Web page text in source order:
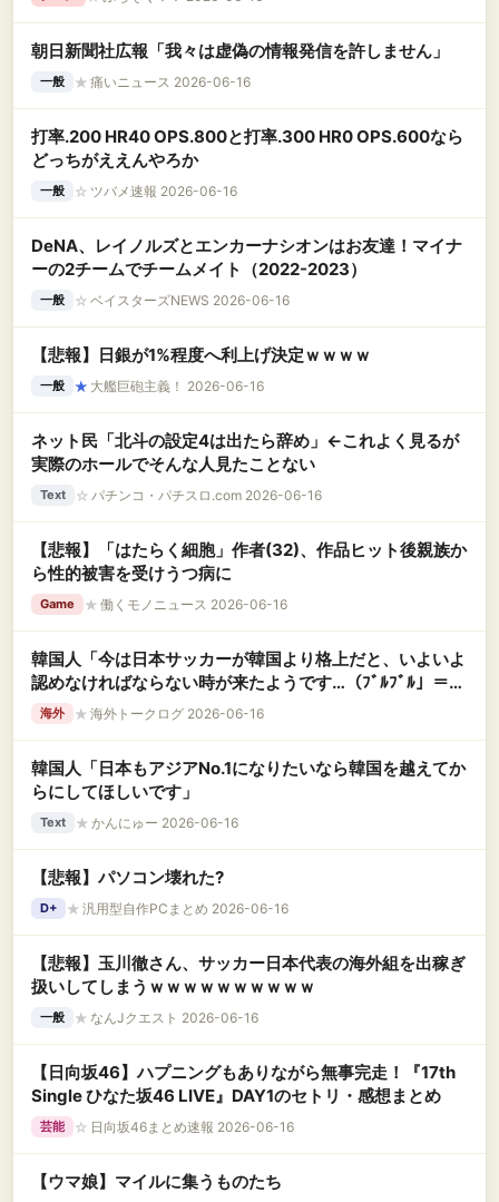
朝日新聞社広報「我々は虚偽の情報発信を許しません」
一般 ★ 痛いニュース 2026-06-16
打率.200 HR40 OPS.800と打率.300 HR0 OPS.600なら
どっちがええんやろか
一般 ☆ ツバメ速報 2026-06-16
DeNA、レイノルズとエンカーナシオンはお友達！マイナ
ーの2チームでチームメイト（2022-2023）
一般 ☆ ベイスターズNEWS 2026-06-16
【悲報】日銀が1%程度へ利上げ決定ｗｗｗｗ
一般 ★ 大艦巨砲主義！ 2026-06-16
ネット民「北斗の設定4は出たら辞め」←これよく見るが
実際のホールでそんな人見たことない
Text ☆ パチンコ・パチスロ.com 2026-06-16
【悲報】「はたらく細胞」作者(32)、作品ヒット後親族か
ら性的被害を受けうつ病に
Game ★ 働くモノニュース 2026-06-16
韓国人「今は日本サッカーが韓国より格上だと、いよいよ
認めなければならない時が来たようです…（ﾌﾞﾙﾌﾞﾙ」＝韓
国の反応
海外 ★ 海外トークログ 2026-06-16
韓国人「日本もアジアNo.1になりたいなら韓国を越えてか
らにしてほしいです」
Text ★ かんにゅー 2026-06-16
【悲報】パソコン壊れた?
D+ ★ 汎用型自作PCまとめ 2026-06-16
【悲報】玉川徹さん、サッカー日本代表の海外組を出稼ぎ
扱いしてしまうｗｗｗｗｗｗｗｗｗｗ
一般 ★ なんJクエスト 2026-06-16
【日向坂46】ハプニングもありながら無事完走！『17th
Single ひなた坂46 LIVE』DAY1のセトリ・感想まとめ
芸能 ☆ 日向坂46まとめ速報 2026-06-16
【ウマ娘】マイルに集うものたち